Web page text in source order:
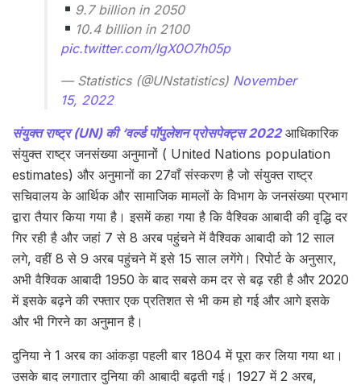
9.7 billion in 2050
10.4 billion in 2100
pic.twitter.com/IgX0O7h05p
— Statistics (@UNstatistics) November
15, 2022
संयुक्त राष्ट्र (UN) की ‘वर्ल्ड पॉपुलेशन प्रोसपेक्ट्स 2022 आधिकारिक
संयुक्त राष्ट्र जनसंख्या अनुमानों ( United Nations population
estimates) और अनुमानों का 27वाँ संस्करण है जो संयुक्त राष्ट्र
सचिवालय के आर्थिक और सामाजिक मामलों के विभाग के जनसंख्या प्रभाग
द्वारा तैयार किया गया है। इसमें कहा गया है कि वैश्विक आबादी की वृद्धि दर
गिर रही है और जहां 7 से 8 अरब पहुंचने में वैश्विक आबादी को 12 साल
लगे, वहीं 8 से 9 अरब पहुंचने में इसे 15 साल लगेंगे। रिपोर्ट के अनुसार,
अभी वैश्विक आबादी 1950 के बाद सबसे कम दर से बढ़ रही है और 2020
में इसके बढ़ने की रफ्तार एक प्रतिशत से भी कम हो गई और आगे इसके
और भी गिरने का अनुमान है।
दुनिया ने 1 अरब का आंकड़ा पहली बार 1804 में पूरा कर लिया गया था।
उसके बाद लगातार दुनिया की आबादी बढ़ती गई। 1927 में 2 अरब,